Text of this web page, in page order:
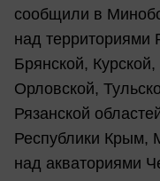
сообщили в
над территориями
Брянской,
Орловской,
Рязанской
Республики Крым,
над акваториями